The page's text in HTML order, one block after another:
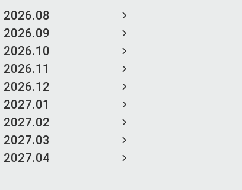
2026.08
2026.09
2026.10
2026.11
2026.12
2027.01
2027.02
2027.03
2027.04